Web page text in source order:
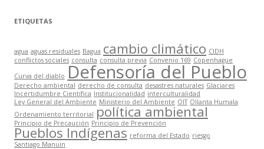
ETIQUETAS
agua aguas residuales Bagua cambio climático CIDH
conflictos sociales consulta consulta previa Convenio 169 Copenhague
Curva del diablo Defensoría del Pueblo
Derecho ambiental derecho de consulta desastres naturales Glaciares
Incertidumbre Científica Institucionalidad interculturalidad
Ley General del Ambiente Ministerio del Ambiente OIT Ollanta Humala
Ordenamiento territorial política ambiental
Principio de Precaución Principio de Prevención
Pueblos Indígenas reforma del Estado riesgo
Santiago Manuin